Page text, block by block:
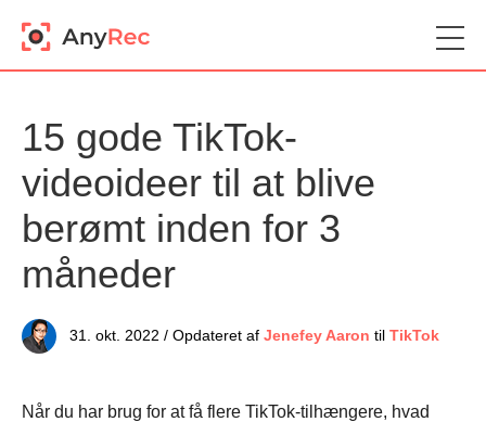
15 gode TikTok-
videoideer til at blive
berømt inden for 3
måneder
31. okt. 2022 / Opdateret af Jenefey Aaron til TikTok
Når du har brug for at få flere TikTok-tilhængere, hvad